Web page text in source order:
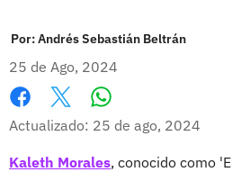
Por:Andrés Sebastián Beltrán
25 de Ago, 2024
Facebook
X
Actualizado: 25 de ago, 2024
Kaleth Morales, conocido como